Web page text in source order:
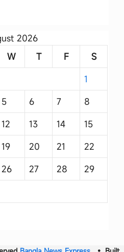
2026
W T F
S
1
5 6 7
8
12 13 14
15
19 20 21
22
26 27 28
29